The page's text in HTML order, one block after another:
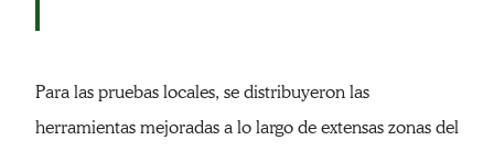
Para las pruebas locales, se distribuyeron las
herramientas mejoradas a lo largo de extensas zonas del